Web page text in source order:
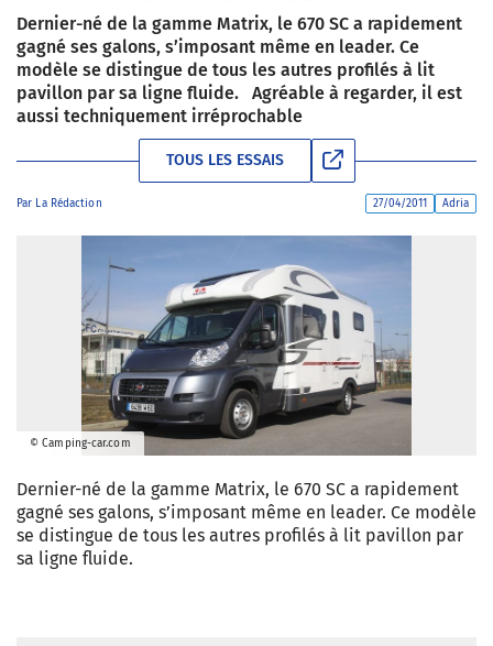
Dernier-né de la gamme Matrix, le 670 SC a rapidement
gagné ses galons, s’imposant même en leader. Ce
modèle se distingue de tous les autres profilés à lit
pavillon par sa ligne fluide. Agréable à regarder, il est
aussi techniquement irréprochable
TOUS LES ESSAIS
Par La Rédaction 27/04/2011 Adria
© Camping-car.com
Dernier-né de la gamme Matrix, le 670 SC a rapidement
gagné ses galons, s’imposant même en leader. Ce modèle
se distingue de tous les autres profilés à lit pavillon par
sa ligne fluide.